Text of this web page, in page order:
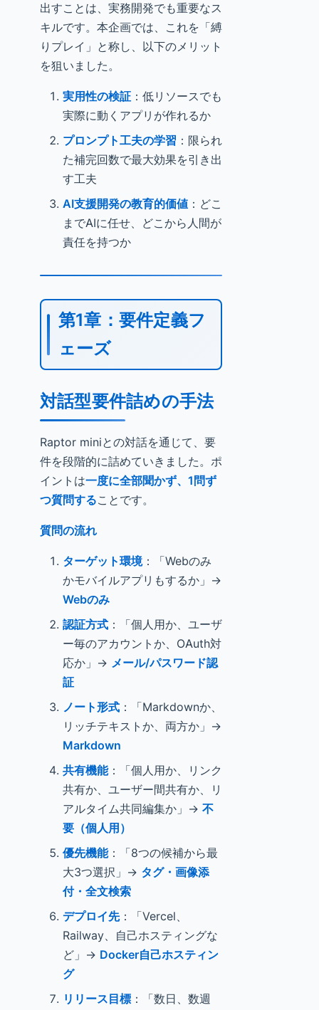
出すことは、実務開発でも重要なス
キルです。本企画では、これを「縛
りプレイ」と称し、以下のメリット
を狙いました。
実用性の検証 ：低リソースでも
実際に動くアプリが作れるか
プロンプト工夫の学習 ：限られ
た補完回数で最大効果を引き出
す工夫
AI支援開発の教育的価値 ：どこ
までAIに任せ、どこから人間が
責任を持つか
第1章：要件定義フ
ェーズ
対話型要件詰めの手法
Raptor miniとの対話を通じて、要
件を段階的に詰めていきました。ポ
イントは一度に全部聞かず、1問ず
つ質問することです。
質問の流れ
ターゲット環境：「Webのみ
かモバイルアプリもするか」→
Webのみ
認証方式 ：「個人用か、ユーザ
ー毎のアカウントか、OAuth対
応か」→ メール/パスワード認
証
ノート形式 ：「Markdownか、
リッチテキストか、両方か」→
Markdown
共有機能：「個人用か、リンク
共有か、ユーザー間共有か、リ
アルタイム共同編集か」→ 不
要（個人用）
優先機能：「8つの候補から最
大3つ選択」→ タグ・画像添
付・全文検索
デプロイ先：「Vercel、
Railway、自己ホスティングな
ど」→ Docker自己ホスティン
グ
リリース目標 ：「数日、数週